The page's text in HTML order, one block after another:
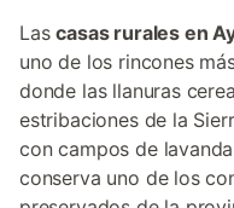
Lascasas rurales en
uno de los rincones
donde las llanuras
estribaciones de la
con campos de
conserva uno de los